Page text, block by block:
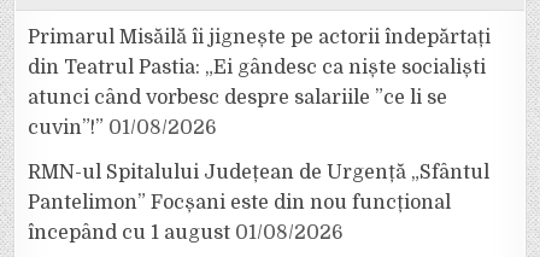
Primarul Misăilă îi jignește pe actorii îndepărtați
din Teatrul Pastia: „Ei gândesc ca niște socialiști
atunci când vorbesc despre salariile ”ce li se
cuvin”!” 01/08/2026
RMN-ul Spitalului Județean de Urgență „Sfântul
Pantelimon” Focșani este din nou funcțional
începând cu 1 august 01/08/2026